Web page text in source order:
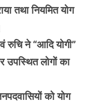
तथा नियमित योग
रुचि ने “आदि योगी”
उपस्थित लोगों का
को योग